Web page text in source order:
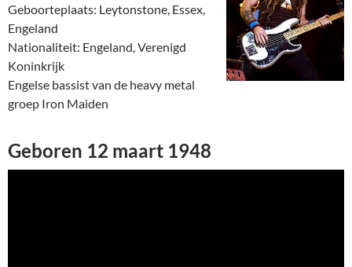
Geboorteplaats: Leytonstone, Essex,
Engeland
Nationaliteit: Engeland, Verenigd
Koninkrijk
Engelse bassist van de heavy metal
groep Iron Maiden
Geboren 12 maart 1948